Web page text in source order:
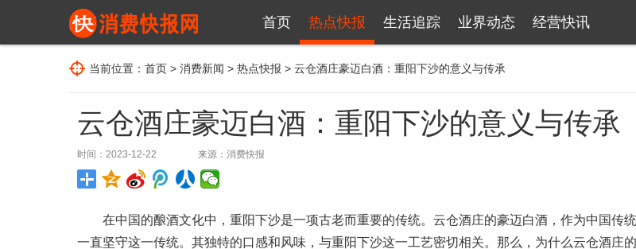
首页 热点快报 生活追踪 业界动态 经营快讯
当前位置： 首页 > 消费新闻 > 热点快报 > 云仓酒庄豪迈白酒：重阳下沙的意义与传承
云仓酒庄豪迈白酒：重阳下沙的意义与传承
时间：2023-12-22 来源： 消费快报
在中国的酿酒文化中，重阳下沙是一项古老而重要的传统。云仓酒庄的豪迈白酒，作为中国传统
一直坚守这一传统。其独特的口感和风味，与重阳下沙这一工艺密切相关。那么，为什么云仓酒庄